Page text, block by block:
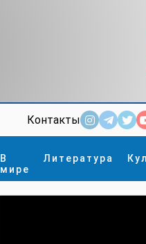
Контакты
В
мире
Литература